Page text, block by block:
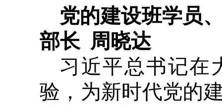
党的建设班学员
部长 周晓达
习近平总书记在
验，为新时代党的